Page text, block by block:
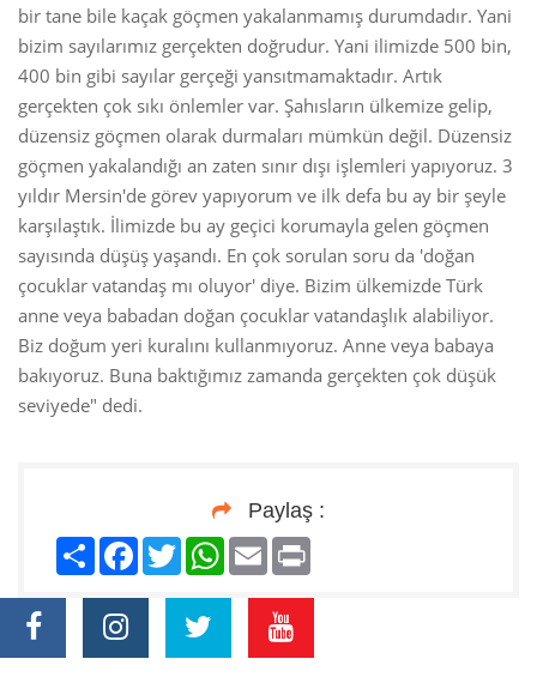
bir tane bile kaçak göçmen yakalanmamış durumdadır. Yani
bizim sayılarımız gerçekten doğrudur. Yani ilimizde 500 bin,
400 bin gibi sayılar gerçeği yansıtmamaktadır. Artık
gerçekten çok sıkı önlemler var. Şahısların ülkemize gelip,
düzensiz göçmen olarak durmaları mümkün değil. Düzensiz
göçmen yakalandığı an zaten sınır dışı işlemleri yapıyoruz. 3
yıldır Mersin'de görev yapıyorum ve ilk defa bu ay bir şeyle
karşılaştık. İlimizde bu ay geçici korumayla gelen göçmen
sayısında düşüş yaşandı. En çok sorulan soru da 'doğan
çocuklar vatandaş mı oluyor' diye. Bizim ülkemizde Türk
anne veya babadan doğan çocuklar vatandaşlık alabiliyor.
Biz doğum yeri kuralını kullanmıyoruz. Anne veya babaya
bakıyoruz. Buna baktığımız zamanda gerçekten çok düşük
seviyede" dedi.
Paylaş :
PaylaşFacebook
TwitterWhatsApp
Email